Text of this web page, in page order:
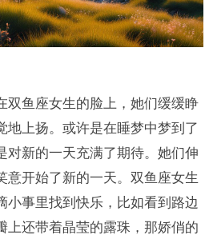
双鱼座女生的脸上，她们缓缓睁
地上扬。或许是在睡梦中梦到了
对新的一天充满了期待。她们伸
意开始了新的一天。双鱼座女生
小事里找到快乐，比如看到路边
上还带着晶莹的露珠，那娇俏的